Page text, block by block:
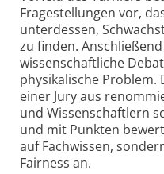
Frage­stellungen vor,
unter­dessen,
zu finden.
wissen­schaftliche
physika­lische Problem.
einer Jury aus
und Wissen­schaftlern
und mit Punkten
auf Fach­wissen,
Fairness an.